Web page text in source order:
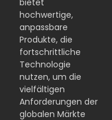
hochwertige,
anpassbare
Produkte, die
fortschrittliche
Technologie
nutzen, um die
vielfältigen
Anforderungen der
globalen Märkte